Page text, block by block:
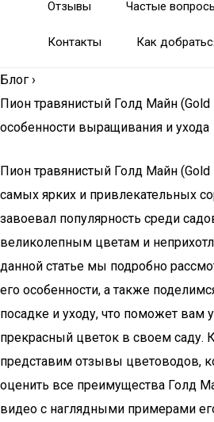
Отзывы Частые
Контакты Как
Блог ›
Пион травянистый Голд Майн (Gold
особенности выращивания и ухода
Пион травянистый Голд Майн (Gold
самых ярких и привлекательных
завоевал популярность среди
великолепным цветам и
данной статье мы подробно
его особенности, а также
посадке и уходу, что поможет вам
прекрасный цветок в своем саду.
представим отзывы цветоводов,
оценить все преимущества Голд
видео с наглядными примерами